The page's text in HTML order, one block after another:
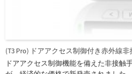
(T3 Pro) ドアアクセス制御付き赤外線
ドアアクセス制御機能を備えた非接触